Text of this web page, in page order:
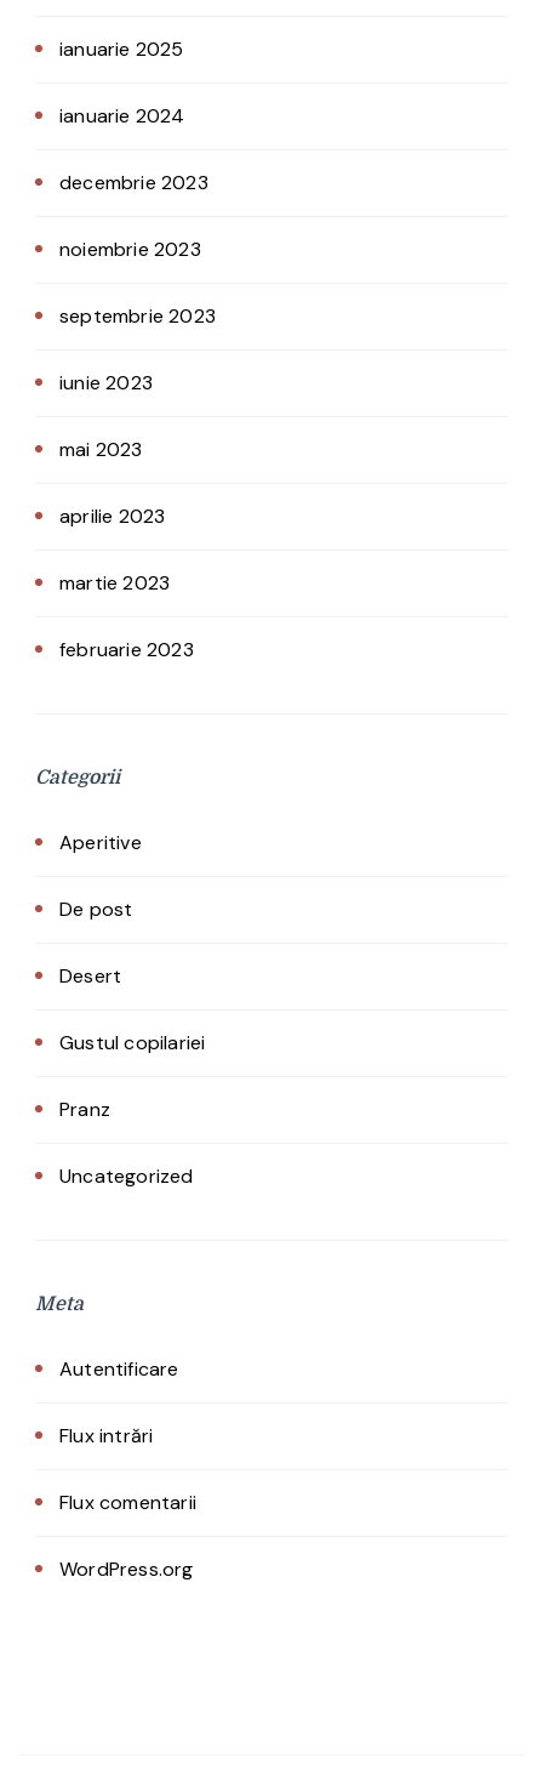
ianuarie 2025
ianuarie 2024
decembrie 2023
noiembrie 2023
septembrie 2023
iunie 2023
mai 2023
aprilie 2023
martie 2023
februarie 2023
Categorii
Aperitive
De post
Desert
Gustul copilariei
Pranz
Uncategorized
Meta
Autentificare
Flux intrări
Flux comentarii
WordPress.org